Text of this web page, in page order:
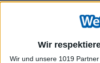
Wir
Wir und unsere 1019